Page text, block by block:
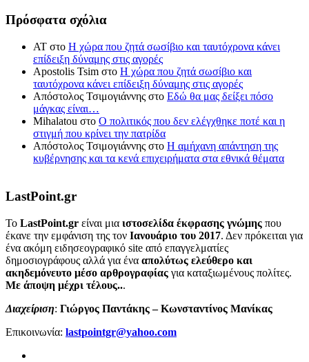
Πρόσφατα σχόλια
ΑΤ στο Η χώρα που ζητά σωσίβιο και ταυτόχρονα κάνει
επίδειξη δύναμης στις αγορές
Apostolis Tsim στο Η χώρα που ζητά σωσίβιο και
ταυτόχρονα κάνει επίδειξη δύναμης στις αγορές
Απόστολος Τσιμογιάννης στο Εδώ θα μας δείξει πόσο
μάγκας είναι…
Mihalatou στο Ο πολιτικός που δεν ελέγχθηκε ποτέ και η
στιγμή που κρίνει την πατρίδα
Απόστολος Τσιμογιάννης στο Η αμήχανη απάντηση της
κυβέρνησης και τα κενά επιχειρήματα στα εθνικά θέματα
LastPoint.gr
To LastPoint.gr είναι μια ιστοσελίδα έκφρασης γνώμης που
έκανε την εμφάνιση της τον Ιανουάριο του 2017. Δεν πρόκειται για
ένα ακόμη ειδησεογραφικό site από επαγγελματίες
δημοσιογράφους αλλά για ένα απολύτως ελεύθερο και
ακηδεμόνευτο μέσο αρθρογραφίας για καταξιωμένους πολίτες.
Με άποψη μέχρι τέλους...
Διαχείριση: Γιώργος Παντάκης – Κωνσταντίνος Μανίκας
Επικοινωνία: lastpointgr@yahoo.com